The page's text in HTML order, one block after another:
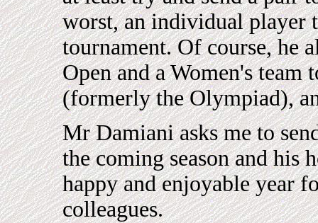
worst, an individual player
tournament. Of course, he
Open and a Women's
(formerly the Olympiad),
Mr Damiani asks me to
the coming season and his
happy and enjoyable year
colleagues.